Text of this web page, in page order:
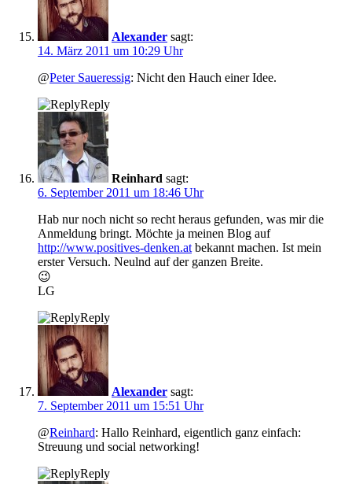
Alexander sagt:
14. März 2011 um 10:29 Uhr
@Peter Saueressig: Nicht den Hauch einer Idee.
Reply
Reinhard sagt:
6. September 2011 um 18:46 Uhr
Hab nur noch nicht so recht heraus gefunden, was mir die
Anmeldung bringt. Möchte ja meinen Blog auf
http://www.positives-denken.at bekannt machen. Ist mein
erster Versuch. Neulnd auf der ganzen Breite.
😉
LG
Reply
Alexander sagt:
7. September 2011 um 15:51 Uhr
@Reinhard: Hallo Reinhard, eigentlich ganz einfach:
Streuung und social networking!
Reply